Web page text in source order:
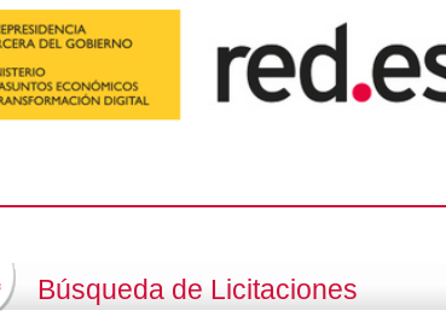
Búsqueda de Licitaciones